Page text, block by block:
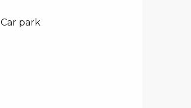
Car park